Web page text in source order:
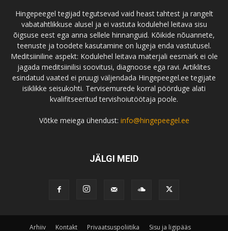
Hingepeegel tegijad tegutsevad vaid heast tahtest ja rangelt
vabatahtlikkuse alusel ja ei vastuta kodulehel leitava sisu
õigsuse eest ega anna sellele hinnanguid. Kõikide nõuannete,
teenuste ja toodete kasutamine on lugeja enda vastutusel.
Meditsiiniline aspekt: Kodulehel leitava materjali eesmärk ei ole
jagada meditsiinilisi soovitusi, diagnoose ega ravi. Artiklites
esindatud vaated ei pruugi väljendada Hingepeegel.ee tegijate
isiklikke seisukohti. Tervisemurede korral pöörduge alati
kvalifitseeritud tervishoiutöötaja poole.
Võtke meiega ühendust: info@hingepeegel.ee
JÄLGI MEID
Arhiiv Kontakt Privaatsuspoliitika Sisu ja ligipääs